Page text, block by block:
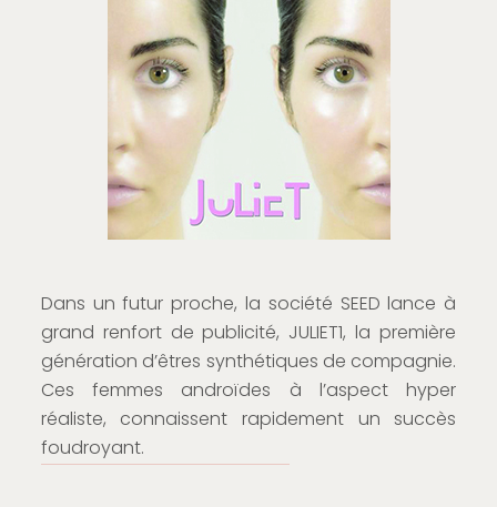
Dans un futur proche, la société SEED lance à
grand renfort de publicité, JULIET1, la première
génération d’êtres synthétiques de compagnie.
Ces femmes androïdes à l’aspect hyper
réaliste, connaissent rapidement un succès
foudroyant.